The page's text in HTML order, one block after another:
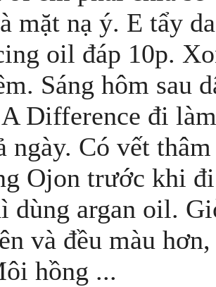
mặt nạ ý. E tẩy
oil đáp 10p.
Sáng hôm sau
Difference đi
ngày. Có vết
Ojon trước khi
dùng argan oil.
và đều màu
hồng ...